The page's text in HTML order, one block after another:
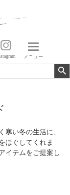
メニュー
寒い冬の生活に、
ほぐしてくれま
イテムをご提案し